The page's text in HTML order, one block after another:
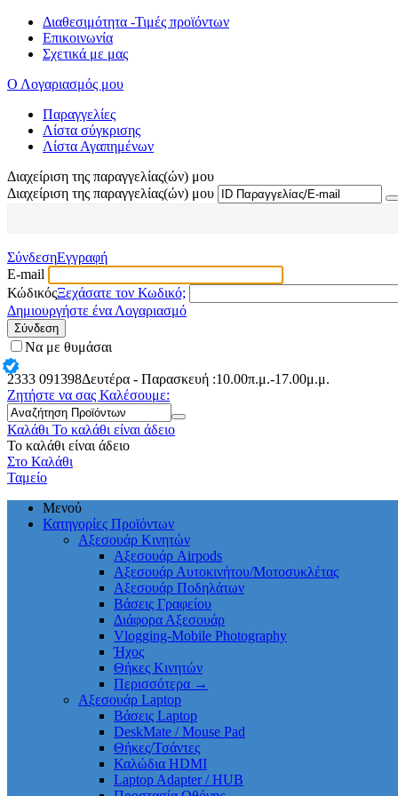
Διαθεσιμότητα -Τιμές προϊόντων
Επικοινωνία
Σχετικά με μας
Ο Λογαριασμός μου
Παραγγελίες
Λίστα σύγκρισης
Λίστα Αγαπημένων
Διαχείριση της παραγγελίας(ών) μου
Διαχείριση της παραγγελίας(ών) μου
ΣύνδεσηΕγγραφή
E-mail
ΚώδικόςΞεχάσατε τον Κωδικό;
Δημιουργήστε ένα Λογαριασμό
Σύνδεση
Να με θυμάσαι
2333 091398Δευτέρα - Παρασκευή :10.00π.μ.-17.00μ.μ.
Ζητήστε να σας Καλέσουμε:
Καλάθι Το καλάθι είναι άδειο
Το καλάθι είναι άδειο
Στο Καλάθι
Ταμείο
Μενού
Κατηγορίες Προϊόντων
Αξεσουάρ Κινητών
Αξεσουάρ Airpods
Αξεσουάρ Αυτοκινήτου/Μοτοσυκλέτας
Αξεσουάρ Ποδηλάτων
Βάσεις Γραφείου
Διάφορα Αξεσουάρ
Vlogging-Mobile Photography
Ήχος
Θήκες Κινητών
Περισσότερα →
Αξεσουάρ Laptop
Βάσεις Laptop
DeskMate / Mouse Pad
Θήκες/Τσάντες
Καλώδια HDMI
Laptop Adapter / HUB